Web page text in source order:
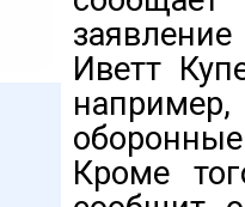
Иветт
Кроме